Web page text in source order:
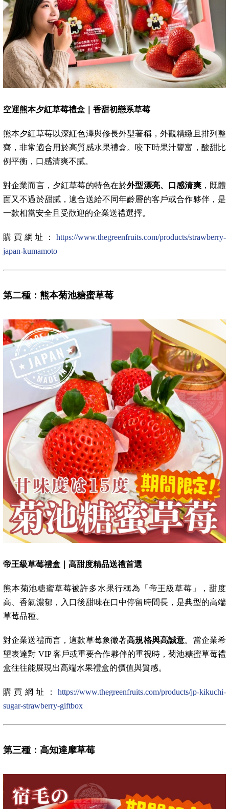
空運熊本夕紅草莓禮盒｜香甜初戀系草莓
熊本夕紅草莓以深紅色澤與修長外型著稱，外觀精緻且排列整
齊，非常適合用於高質感水果禮盒。咬下時果汁豐富，酸甜比
例平衡，口感清爽不膩。
對企業而言，夕紅草莓的特色在於外型漂亮、口感清爽，既體
面又不過於甜膩，適合送給不同年齡層的客戶或合作夥伴，是
一款相當安全且受歡迎的企業送禮選擇。
購買網址： https://www.thegreenfruits.com/products/strawberry-
japan-kumamoto
第二種：熊本菊池糖蜜草莓
帝王級草莓禮盒｜高甜度精品送禮首選
熊本菊池糖蜜草莓被許多水果行稱為「帝王級草莓」，甜度
高、香氣濃郁，入口後甜味在口中停留時間長，是典型的高端
草莓品種。
對企業送禮而言，這款草莓象徵著高規格與高誠意。當企業希
望表達對 VIP 客戶或重要合作夥伴的重視時，菊池糖蜜草莓禮
盒往往能展現出高端水果禮盒的價值與質感。
購買網址： https://www.thegreenfruits.com/products/jp-kikuchi-
sugar-strawberry-giftbox
第三種：高知達摩草莓